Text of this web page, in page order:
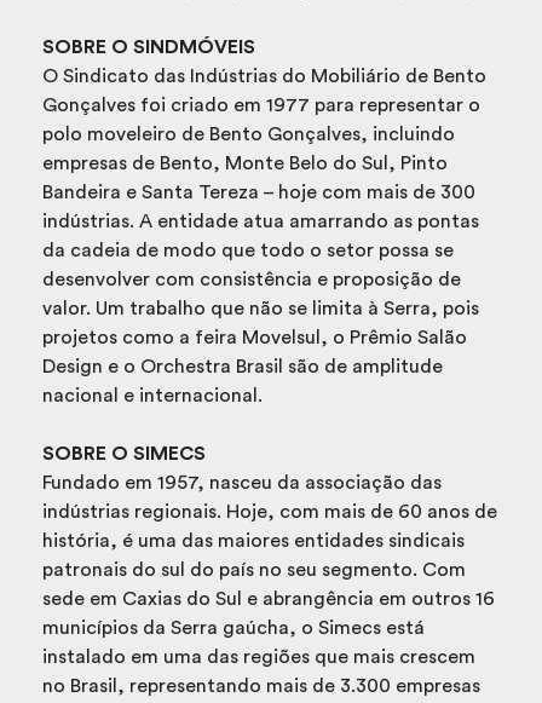
SOBRE O SINDMÓVEIS
O Sindicato das Indústrias do Mobiliário de Bento
Gonçalves foi criado em 1977 para representar o
polo moveleiro de Bento Gonçalves, incluindo
empresas de Bento, Monte Belo do Sul, Pinto
Bandeira e Santa Tereza – hoje com mais de 300
indústrias. A entidade atua amarrando as pontas
da cadeia de modo que todo o setor possa se
desenvolver com consistência e proposição de
valor. Um trabalho que não se limita à Serra, pois
projetos como a feira Movelsul, o Prêmio Salão
Design e o Orchestra Brasil são de amplitude
nacional e internacional.
SOBRE O SIMECS
Fundado em 1957, nasceu da associação das
indústrias regionais. Hoje, com mais de 60 anos de
história, é uma das maiores entidades sindicais
patronais do sul do país no seu segmento. Com
sede em Caxias do Sul e abrangência em outros 16
municípios da Serra gaúcha, o Simecs está
instalado em uma das regiões que mais crescem
no Brasil, representando mais de 3.300 empresas